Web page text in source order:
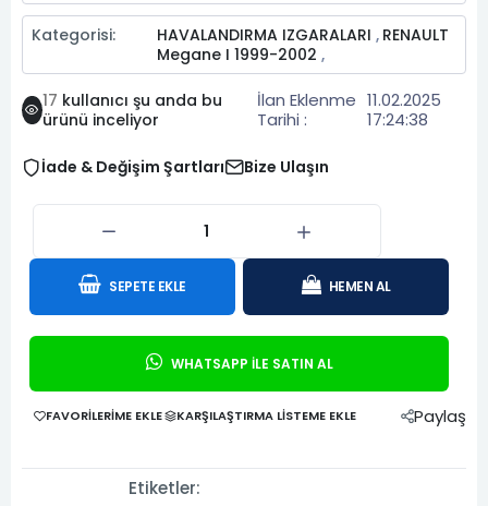
Kategorisi: HAVALANDIRMA IZGARALARI , RENAULT
Megane I 1999-2002 ,
17 kullanıcı şu anda bu
ürünü inceliyor
İlan Eklenme
Tarihi :
11.02.2025
17:24:38
İade & Değişim Şartları Bize Ulaşın
SEPETE EKLE HEMEN AL
WHATSAPP İLE SATIN AL
FAVORILERIME EKLE KARŞILAŞTIRMA LISTEME EKLE Paylaş
Etiketler: